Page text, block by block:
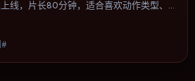
线，片长80分钟，适合喜欢动作类型、
，可作为休闲观影或类型片补片的选择。